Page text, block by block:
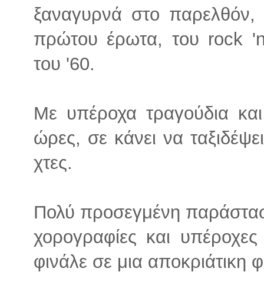
ξαναγυρνά στο παρελθόν,
πρώτου έρωτα, του rock
του '60.
Με υπέροχα τραγούδια
ώρες, σε κάνει να
χτες.
Πολύ προσεγμένη
χορογραφίες και
φινάλε σε μια αποκριάτικη